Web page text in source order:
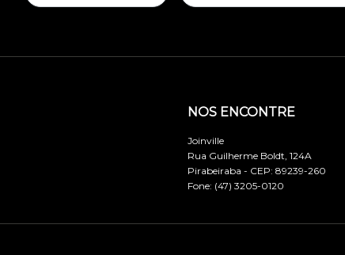
NOS ENCONTRE
Joinville
Rua Guilherme Boldt, 124A
Pirabeiraba - CEP: 89239-260
Fone: (47) 3205-0120